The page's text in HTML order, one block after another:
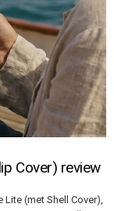
Cover) review
(met Shell Cover),